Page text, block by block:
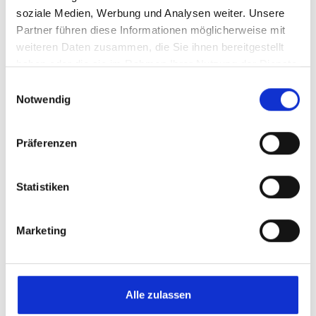
soziale Medien, Werbung und Analysen weiter. Unsere
Partner führen diese Informationen möglicherweise mit
weiteren Daten zusammen, die Sie ihnen bereitgestellt
haben oder die sie im Rahmen Ihrer Nutzung der Dienste
Notwendig
Präferenzen
Statistiken
Marketing
Alle zulassen
Hier…
26.09.2026|GEISTLISCHES ZENTRUM IM KLOSTER DER
REDEMPTORISTEN, CHAM●Exerzitien / Auszeit